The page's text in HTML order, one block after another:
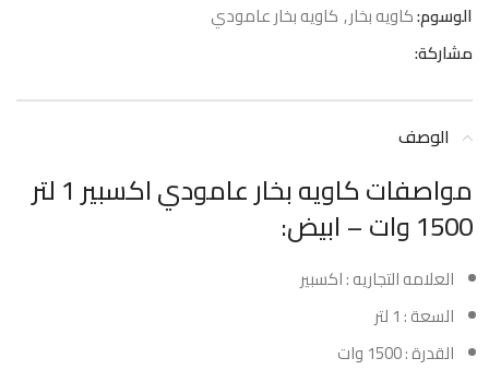
الوسوم:كاويه بخار, كاويه بخار عامودي
مشاركة:
الوصف
مواصفات كاويه بخار عامودي اكسبير 1 لتر
1500 وات – ابيض:
العلامه التجاريه : اكسبير
السعة : 1 لتر
القدرة : 1500 وات